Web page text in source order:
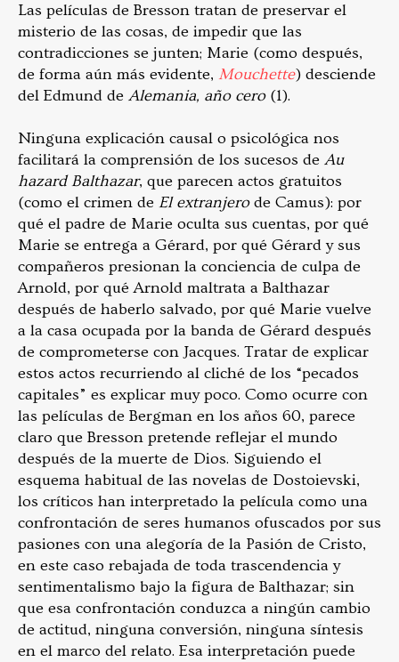
Las películas de Bresson tratan de preservar el
misterio de las cosas, de impedir que las
contradicciones se junten; Marie (como después,
de forma aún más evidente, Mouchette) desciende
del Edmund de Alemania, año cero(1).
Ninguna explicación causal o psicológica nos
facilitará la comprensión de los sucesos de Au
hazard Balthazar, que parecen actos gratuitos
(como el crimen de El extranjerode Camus): por
qué el padre de Marie oculta sus cuentas, por qué
Marie se entrega a Gérard, por qué Gérard y sus
compañeros presionan la conciencia de culpa de
Arnold, por qué Arnold maltrata a Balthazar
después de haberlo salvado, por qué Marie vuelve
a la casa ocupada por la banda de Gérard después
de comprometerse con Jacques. Tratar de explicar
estos actos recurriendo al cliché de los “pecados
capitales” es explicar muy poco. Como ocurre con
las películas de Bergman en los años 60, parece
claro que Bresson pretende reflejar el mundo
después de la muerte de Dios. Siguiendo el
esquema habitual de las novelas de Dostoievski,
los críticos han interpretado la película como una
confrontación de seres humanos ofuscados por sus
pasiones con una alegoría de la Pasión de Cristo,
en este caso rebajada de toda trascendencia y
sentimentalismo bajo la figura de Balthazar; sin
que esa confrontación conduzca a ningún cambio
de actitud, ninguna conversión, ninguna síntesis
en el marco del relato. Esa interpretación puede